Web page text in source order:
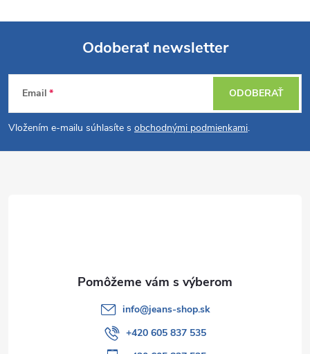
Z
á
p
Odoberať newsletter
Email
Vložením e-mailu súhlasíte s obchodnými podmienkami.
ODOBERAŤ
info@jeans-shop.sk
+420 605 837 535